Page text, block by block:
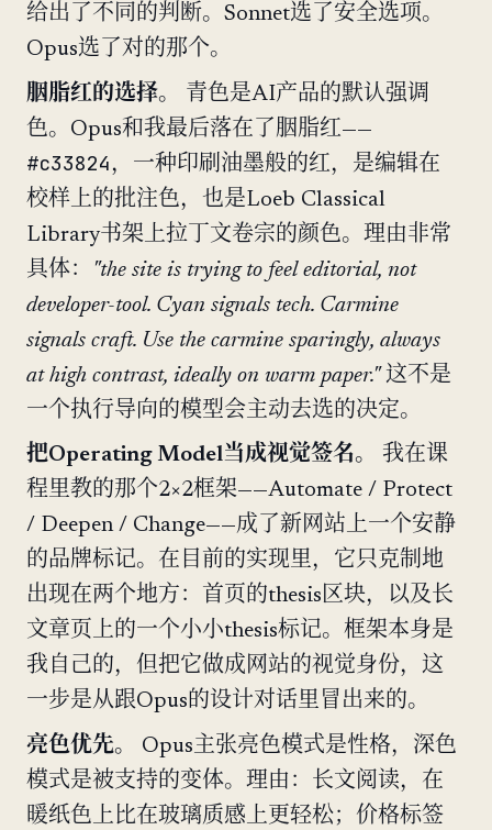
给出了不同的判断。Sonnet选了安全选项。
Opus选了对的那个。
胭脂红的选择。
青色是AI产品的默认强调
色。Opus和我最后落在了胭脂红——
#c33824 ，一种印刷油墨般的红，是编辑在
校样上的批注色，也是Loeb Classical
Library书架上拉丁文卷宗的颜色。理由非常
具体：
"the site is trying to feel editorial, not
developer-tool. Cyan signals tech. Carmine
signals craft. Use the carmine sparingly, always
at high contrast, ideally on warm paper."这不是
一个执行导向的模型会主动去选的决定。
把Operating Model当成视觉签名。
我在课
程里教的那个2×2框架——Automate / Protect
/ Deepen / Change——成了新网站上一个安静
的品牌标记。在目前的实现里，它只克制地
出现在两个地方：首页的thesis区块，以及长
文章页上的一个小小thesis标记。框架本身是
我自己的，但把它做成网站的视觉身份，这
一步是从跟Opus的设计对话里冒出来的。
亮色优先。
Opus主张亮色模式是性格，深色
模式是被支持的变体。理由：长文阅读，在
暖纸色上比在玻璃质感上更轻松；价格标签